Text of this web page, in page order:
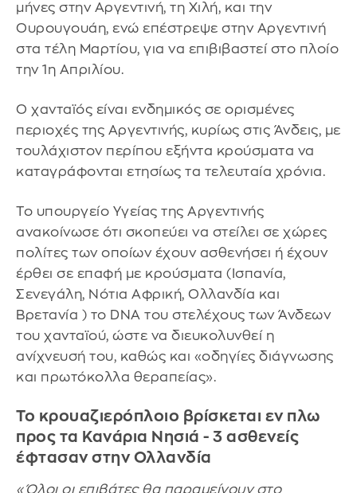
μήνες στην Αργεντινή, τη Χιλή, και την
Ουρουγουάη, ενώ επέστρεψε στην Αργεντινή
στα τέλη Μαρτίου, για να επιβιβαστεί στο πλοίο
την 1η Απριλίου.
Ο χανταϊός είναι ενδημικός σε ορισμένες
περιοχές της Αργεντινής, κυρίως στις Άνδεις, με
τουλάχιστον περίπου εξήντα κρούσματα να
καταγράφονται ετησίως τα τελευταία χρόνια.
Το υπουργείο Υγείας της Αργεντινής
ανακοίνωσε ότι σκοπεύει να στείλει σε χώρες
πολίτες των οποίων έχουν ασθενήσει ή έχουν
έρθει σε επαφή με κρούσματα (Ισπανία,
Σενεγάλη, Νότια Αφρική, Ολλανδία και
Βρετανία ) το DNA του στελέχους των Άνδεων
του χανταϊού, ώστε να διευκολυνθεί η
ανίχνευσή του, καθώς και «οδηγίες διάγνωσης
και πρωτόκολλα θεραπείας».
Το κρουαζιερόπλοιο βρίσκεται εν πλω
προς τα Κανάρια Νησιά - 3 ασθενείς
έφτασαν στην Ολλανδία
«Όλοι οι επιβάτες θα παραμείνουν στο